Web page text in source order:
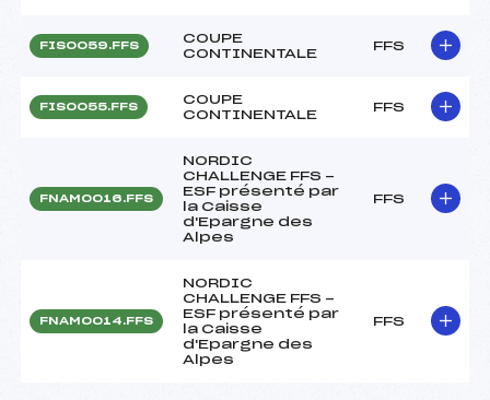
FIS0059.FFS
COUPE
CONTINENTALE
FFS
FIS0055.FFS
COUPE
CONTINENTALE
FFS
FNAM0016.FFS
NORDIC
CHALLENGE FFS -
ESF présenté par
la Caisse
d'Epargne des
Alpes
FFS
FNAM0014.FFS
NORDIC
CHALLENGE FFS -
ESF présenté par
la Caisse
d'Epargne des
Alpes
FFS